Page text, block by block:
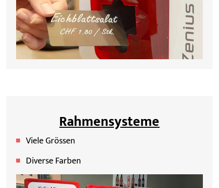
Rahmensysteme
Viele Grössen
Diverse Farben